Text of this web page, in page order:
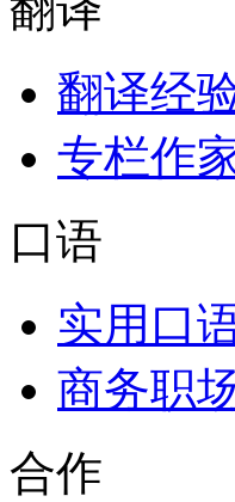
翻译经
专栏作
口语
实用口
商务职
合作